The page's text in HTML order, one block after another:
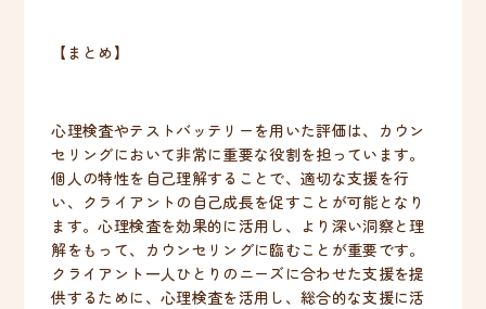
【まとめ】
心理検査やテストバッテリーを用いた評価は、カウン
セリングにおいて非常に重要な役割を担っています。
個人の特性を自己理解することで、適切な支援を行
い、クライアントの自己成長を促すことが可能となり
ます。心理検査を効果的に活用し、より深い洞察と理
解をもって、カウンセリングに臨むことが重要です。
クライアント一人ひとりのニーズに合わせた支援を提
供するために、心理検査を活用し、総合的な支援に活